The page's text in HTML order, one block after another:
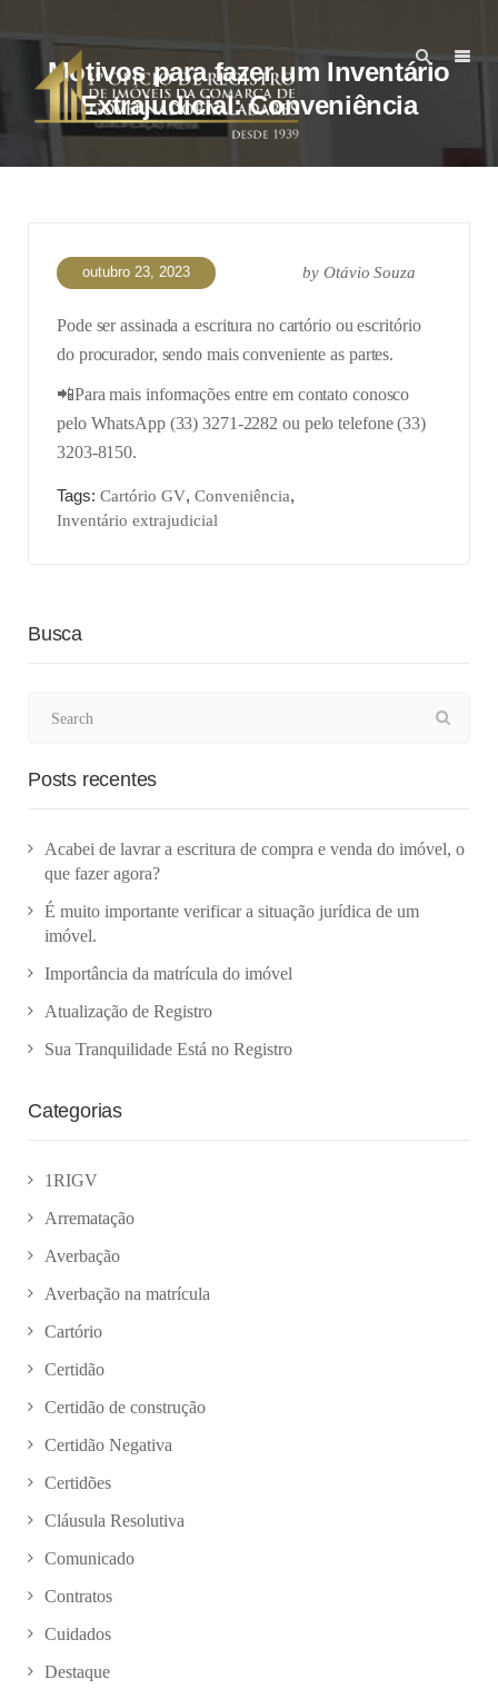
Motivos para fazer um Inventário
Extrajudicial: Conveniência
outubro 23, 2023 byOtávio Souza
Pode ser assinada a escritura no cartório ou escritório
do procurador, sendo mais conveniente as partes.
📲Para mais informações entre em contato conosco
pelo WhatsApp (33) 3271-2282 ou pelo telefone (33)
3203-8150.
Tags: Cartório GV, Conveniência,
Inventário extrajudicial
Busca
Posts recentes
Acabei de lavrar a escritura de compra e venda do imóvel, o
que fazer agora?
É muito importante verificar a situação jurídica de um
imóvel.
Importância da matrícula do imóvel
Atualização de Registro
Sua Tranquilidade Está no Registro
Categorias
1RIGV
Arrematação
Averbação
Averbação na matrícula
Cartório
Certidão
Certidão de construção
Certidão Negativa
Certidões
Cláusula Resolutiva
Comunicado
Contratos
Cuidados
Destaque